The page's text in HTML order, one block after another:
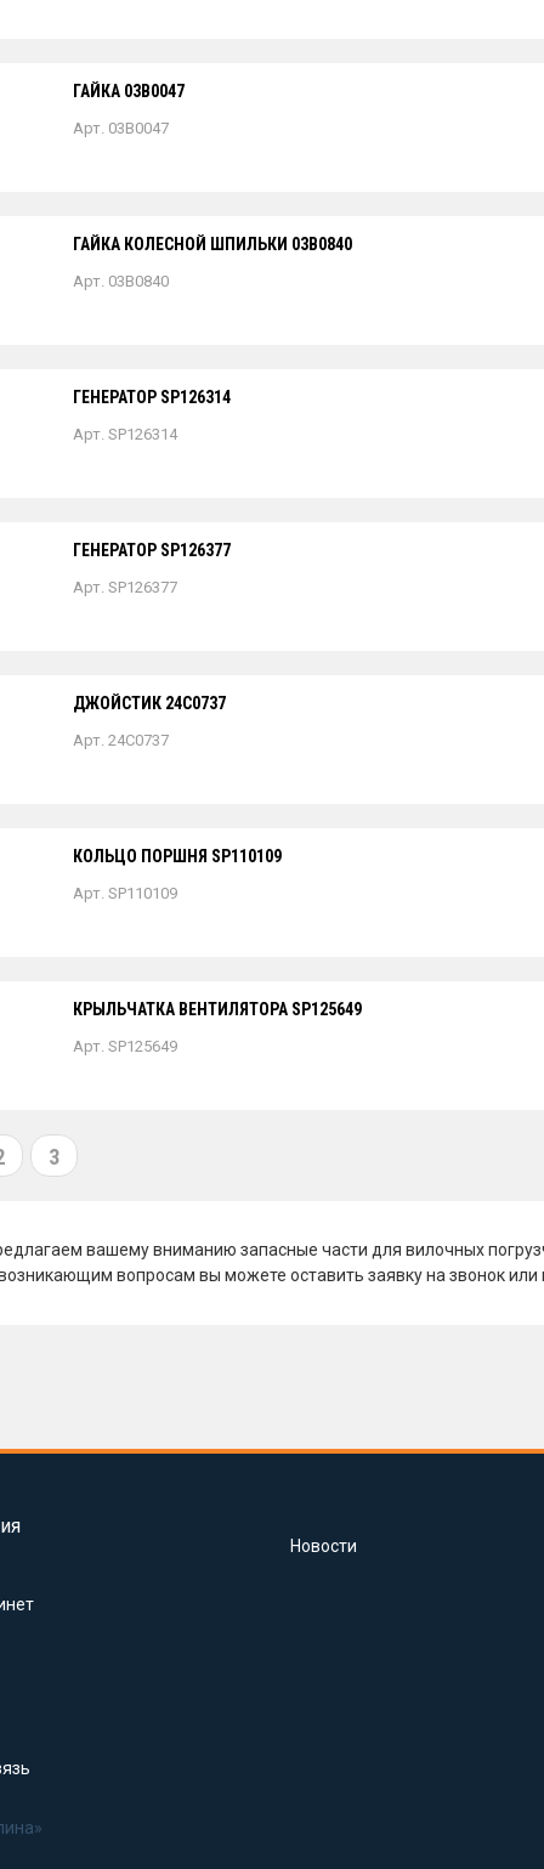
ГАЙКА 03B0047
Арт. 03B0047
ГАЙКА КОЛЕСНОЙ ШПИЛЬКИ 03B0840
Арт. 03B0840
ГЕНЕРАТОР SP126314
Арт. SP126314
ГЕНЕРАТОР SP126377
Арт. SP126377
ДЖОЙСТИК 24C0737
Арт. 24C0737
КОЛЬЦО ПОРШНЯ SP110109
Арт. SP110109
КРЫЛЬЧАТКА ВЕНТИЛЯТОРА SP125649
Арт. SP125649
3
вашему вниманию запасные части для вилочных
вопросам вы можете оставить заявку на звонок
Новости